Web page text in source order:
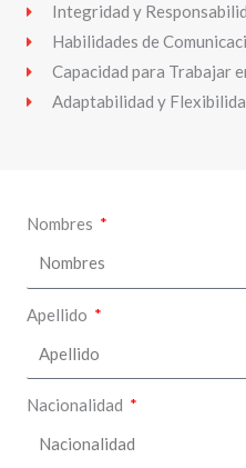
Integridad y
Habilidades de
Capacidad para Trabajar
Adaptabilidad y
Nombres
Apellido
Nacionalidad